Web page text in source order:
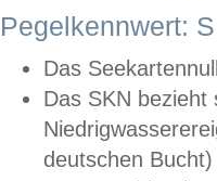
Pegelkennwert:
Das
Das SKN
deutschen